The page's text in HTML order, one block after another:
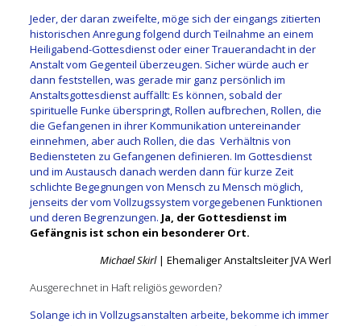
Jeder, der daran zweifelte, möge sich der eingangs zitierten
historischen Anregung folgend durch Teilnahme an einem
Heiligabend-Gottesdienst oder einer Trauerandacht in der
Anstalt vom Gegenteil überzeugen. Sicher würde auch er
dann feststellen, was gerade mir ganz persönlich im
Anstaltsgottesdienst auffällt: Es können, sobald der
spirituelle Funke überspringt, Rollen aufbrechen, Rollen, die
die Gefangenen in ihrer Kommunikation untereinander
einnehmen, aber auch Rollen, die das Verhältnis von
Bediensteten zu Gefangenen definieren. Im Gottesdienst
und im Austausch danach werden dann für kurze Zeit
schlichte Begegnungen von Mensch zu Mensch möglich,
jenseits der vom Vollzugssystem vorgegebenen Funktionen
und deren Begrenzungen. Ja, der Gottesdienst im
Gefängnis ist schon ein besonderer Ort.
Michael Skirl| Ehemaliger Anstaltsleiter JVA Werl
Ausgerechnet in Haft religiös geworden?
Solange ich in Vollzugsanstalten arbeite, bekomme ich immer